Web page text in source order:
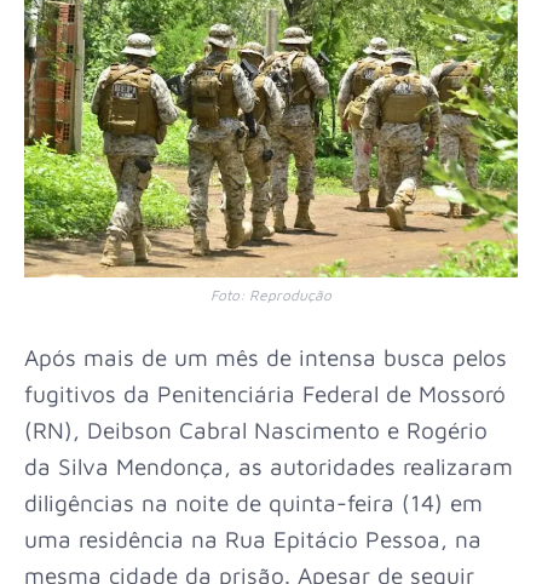
Foto: Reprodução
Após mais de um mês de intensa busca pelos
fugitivos da Penitenciária Federal de Mossoró
(RN), Deibson Cabral Nascimento e Rogério
da Silva Mendonça, as autoridades realizaram
diligências na noite de quinta-feira (14) em
uma residência na Rua Epitácio Pessoa, na
mesma cidade da prisão. Apesar de seguir